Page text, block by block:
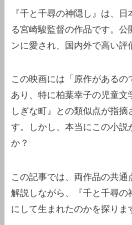
『千と千尋の神隠し』は、
る宮崎駿監督の作品です。公
ンに愛され、国内外で高い評
この映画には「原作があるの
あり、特に柏葉幸子の児童文
しぎな町』との類似点が指
す。しかし、本当にこの小説
か？
この記事では、両作品の共通
解説しながら、『千と千尋の
にして生まれたのかを探りま